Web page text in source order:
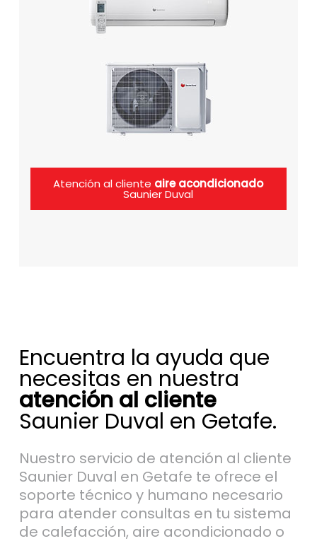
Atención al cliente aire acondicionado
Saunier Duval
Encuentra la ayuda que
necesitas en nuestra
atención al cliente
Saunier Duval en Getafe.
Nuestro servicio de atención al cliente
Saunier Duval en Getafe te ofrece el
soporte técnico y humano necesario
para atender consultas en tu sistema
de calefacción, aire acondicionado o